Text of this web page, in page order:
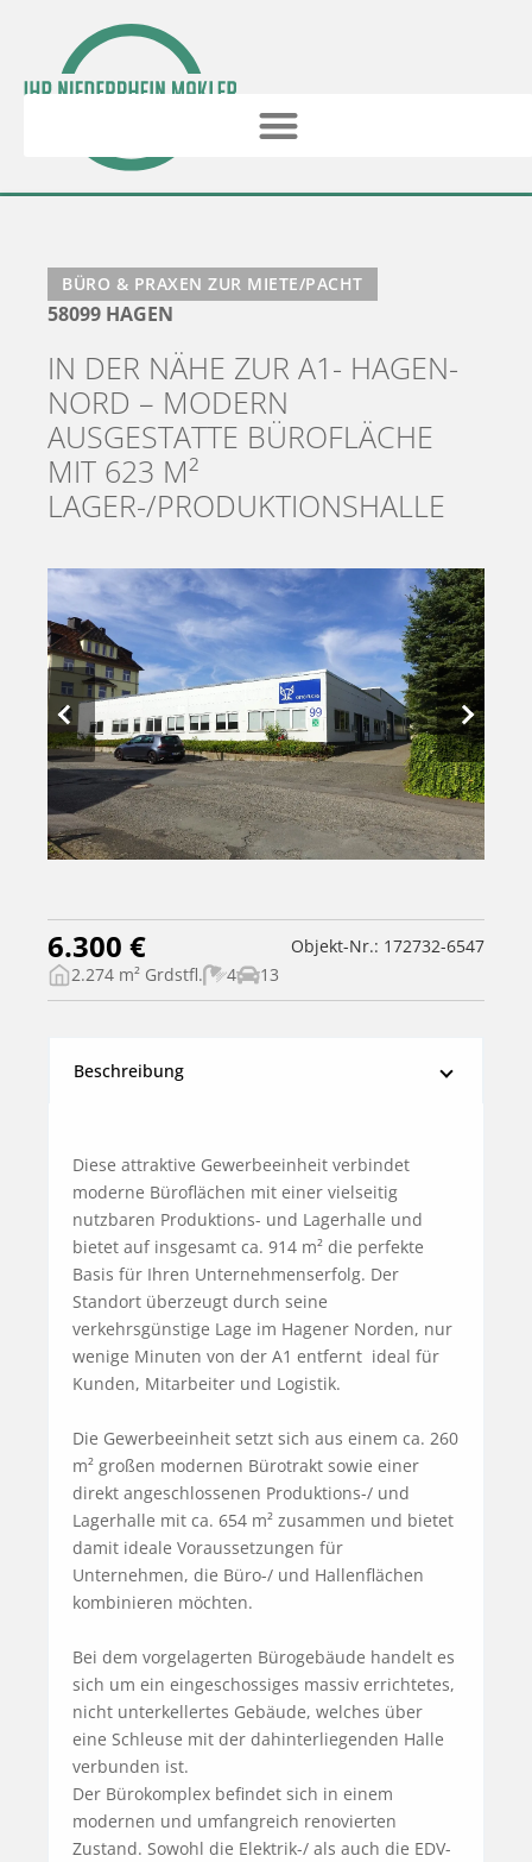
BÜRO & PRAXEN ZUR MIETE/PACHT
58099 HAGEN
IN DER NÄHE ZUR A1- HAGEN-
NORD – MODERN
AUSGESTATTE BÜROFLÄCHE
MIT 623 M²
LAGER-/PRODUKTIONSHALLE
6.300 €
Objekt-Nr.: 172732-6547
2.274 m² Grdstfl.
4 13
Beschreibung
Diese attraktive Gewerbeeinheit verbindet
moderne Büroflächen mit einer vielseitig
nutzbaren Produktions- und Lagerhalle und
bietet auf insgesamt ca. 914 m² die perfekte
Basis für Ihren Unternehmenserfolg. Der
Standort überzeugt durch seine
verkehrsgünstige Lage im Hagener Norden, nur
wenige Minuten von der A1 entfernt  ideal für
Kunden, Mitarbeiter und Logistik.
Die Gewerbeeinheit setzt sich aus einem ca. 260
m² großen modernen Bürotrakt sowie einer
direkt angeschlossenen Produktions-/ und
Lagerhalle mit ca. 654 m² zusammen und bietet
damit ideale Voraussetzungen für
Unternehmen, die Büro-/ und Hallenflächen
kombinieren möchten.
Bei dem vorgelagerten Bürogebäude handelt es
sich um ein eingeschossiges massiv errichtetes,
nicht unterkellertes Gebäude, welches über
eine Schleuse mit der dahinterliegenden Halle
verbunden ist.
Der Bürokomplex befindet sich in einem
modernen und umfangreich renovierten
Zustand. Sowohl die Elektrik-/ als auch die EDV-